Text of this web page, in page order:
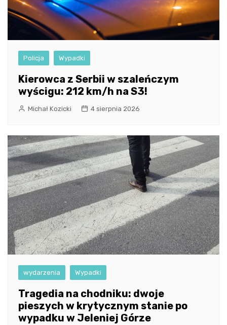
Policja Wypadki
Kierowca z Serbii w szaleńczym
wyścigu: 212 km/h na S3!
Michał Kozicki 4 sierpnia 2026
wydarzenia Wypadki
Tragedia na chodniku: dwoje
pieszych w krytycznym stanie po
wypadku w Jeleniej Górze